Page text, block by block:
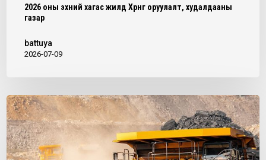
2026 оны эхний хагас жилд Хөрөнгө оруулалт, худалдааны
газар
battuya
2026-07-09